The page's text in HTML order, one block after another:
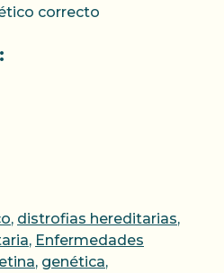
correcto
, distrofias hereditarias,
, Enfermedades
, genética,